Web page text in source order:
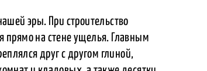
эры. При строительство
прямо на стене ущелья. Главным
друг с другом глиной,